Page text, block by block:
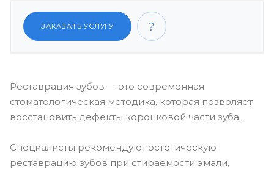
ЗАКАЗАТЬ УСЛУГУ
Реставрация зубов — это современная
стоматологическая методика, которая позволяет
восстановить дефекты коронковой части зуба.
Специалисты рекомендуют эстетическую
реставрацию зубов при стираемости эмали,